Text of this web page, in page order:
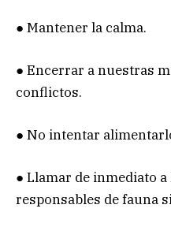
● Mantener la calma.
● Encerrar a nuestras
conflictos.
● No intentar
● Llamar de inmediato
responsables de fauna